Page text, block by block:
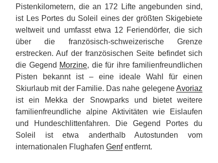
Pistenkilometern, die an 172 Lifte angebunden sind,
ist Les Portes du Soleil eines der größten Skigebiete
weltweit und umfasst etwa 12 Feriendörfer, die sich
über die französisch-schweizerische Grenze
erstrecken. Auf der französischen Seite befindet sich
die Gegend Morzine, die für ihre familienfreundlichen
Pisten bekannt ist – eine ideale Wahl für einen
Skiurlaub mit der Familie. Das nahe gelegeneAvoriaz
ist ein Mekka der Snowparks und bietet weitere
familienfreundliche alpine Aktivitäten wie Eislaufen
und Hundeschlittenfahren. Die Gegend Portes du
Soleil ist etwa anderthalb Autostunden vom
internationalen Flughafen Genfentfernt.